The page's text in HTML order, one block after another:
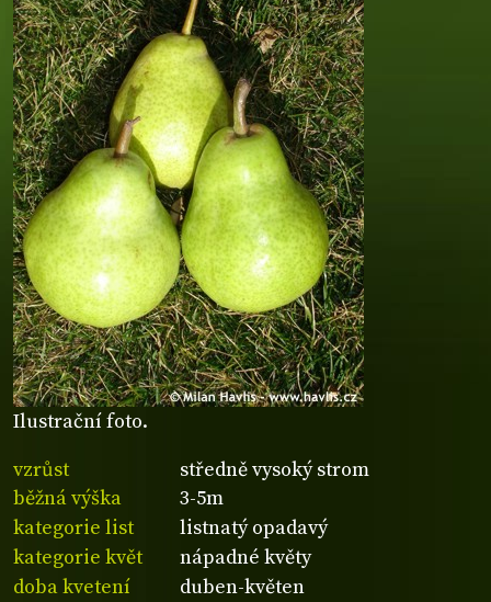
Ilustrační foto.
vzrůst
středně vysoký strom
běžná výška
3-5m
kategorie list
listnatý opadavý
kategorie květ
nápadné květy
doba kvetení
duben-květen